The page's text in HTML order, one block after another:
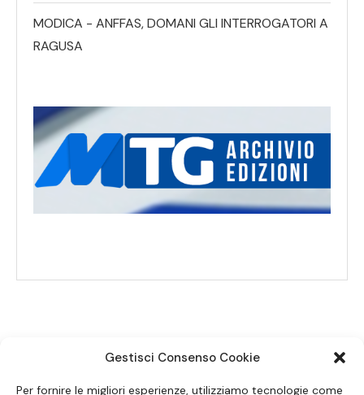
Gestisci Consenso Cookie
Per fornire le migliori esperienze, utilizziamo tecnologie come
MODICA - ANFFAS, DOMANI GLI INTERROGATORI A
RAGUSA
SEGUICI SUI SOCIAL